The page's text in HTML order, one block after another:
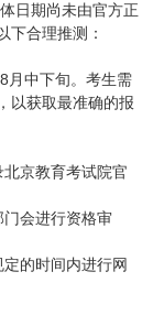
日期尚未由官方正
下合理推测：
中下旬。考生需
以获取最准确的报
京教育考试院官
会进行资格审
的时间内进行网